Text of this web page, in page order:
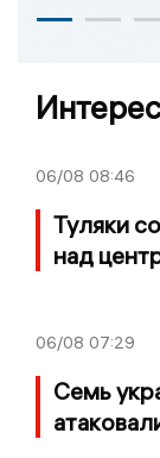
06/08 08:46
Туляки
над
06/08 07:29
Семь